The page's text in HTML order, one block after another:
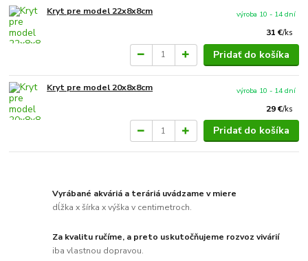
Kryt pre model 22x8x8cm
31 €/ks
výroba 10 - 14 dní
Pridať do košíka
Kryt pre model 20x8x8cm
29 €/ks
výroba 10 - 14 dní
Pridať do košíka
Vyrábané akváriá a teráriá uvádzame v miere
dĺžka x šírka x výška v centimetroch.
Za kvalitu ručíme, a preto uskutočňujeme rozvoz vivárií
iba vlastnou dopravou.